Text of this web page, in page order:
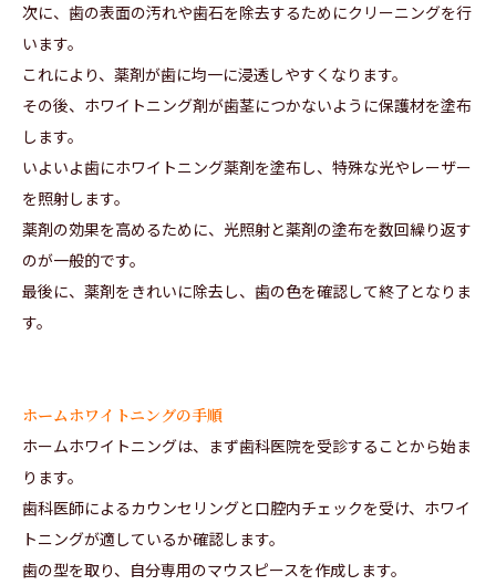
次に、歯の表面の汚れや歯石を除去するためにクリーニングを行
います。
これにより、薬剤が歯に均一に浸透しやすくなります。
その後、ホワイトニング剤が歯茎につかないように保護材を塗布
します。
いよいよ歯にホワイトニング薬剤を塗布し、特殊な光やレーザー
を照射します。
薬剤の効果を高めるために、光照射と薬剤の塗布を数回繰り返す
のが一般的です。
最後に、薬剤をきれいに除去し、歯の色を確認して終了となりま
す。
ホームホワイトニングの手順
ホームホワイトニングは、まず歯科医院を受診することから始ま
ります。
歯科医師によるカウンセリングと口腔内チェックを受け、ホワイ
トニングが適しているか確認します。
歯の型を取り、自分専用のマウスピースを作成します。